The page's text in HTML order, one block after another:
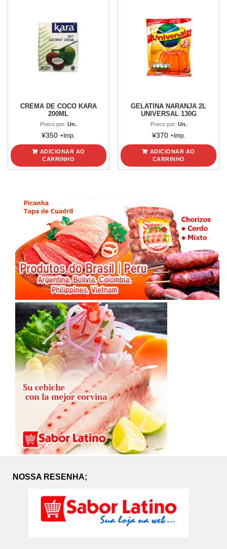
CREMA DE COCO KARA
200ML
Preco por:Un.
¥350 +Imp.
ADICIONAR AO
CARRINHO
GELATINA NARANJA 2L
UNIVERSAL 130G
Preco por: Un.
¥370 +Imp.
ADICIONAR AO
CARRINHO
NOSSA RESENHA;